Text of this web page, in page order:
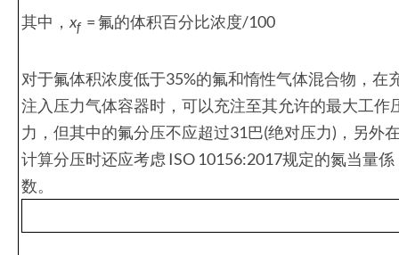
其中， xf= 氟的体积百分比浓度/100
对于氟体积浓度低于35%的氟和惰性气体混合物，在
注入压力气体容器时，可以充注至其允许的最大工作
力，但其中的氟分压不应超过31巴(绝对压力)，另外
计算分压时还应考虑 ISO 10156:2017规定的氮当量係
数。